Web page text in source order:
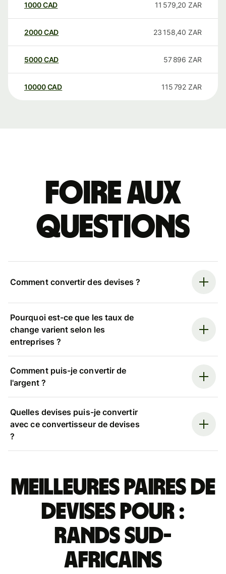
1000CAD 11 579,20 ZAR
2000CAD 23 158,40 ZAR
5000CAD 57 896 ZAR
10000 CAD 115 792 ZAR
Foire aux
questions
Comment convertir des devises ?
Pourquoi est-ce que les taux de
change varient selon les
entreprises ?
Comment puis-je convertir de
l'argent ?
Quelles devises puis-je convertir
avec ce convertisseur de devises
?
Meilleures paires de
devises pour :
rands sud-
africains